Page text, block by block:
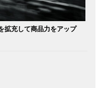
拡充して商品力をアップ